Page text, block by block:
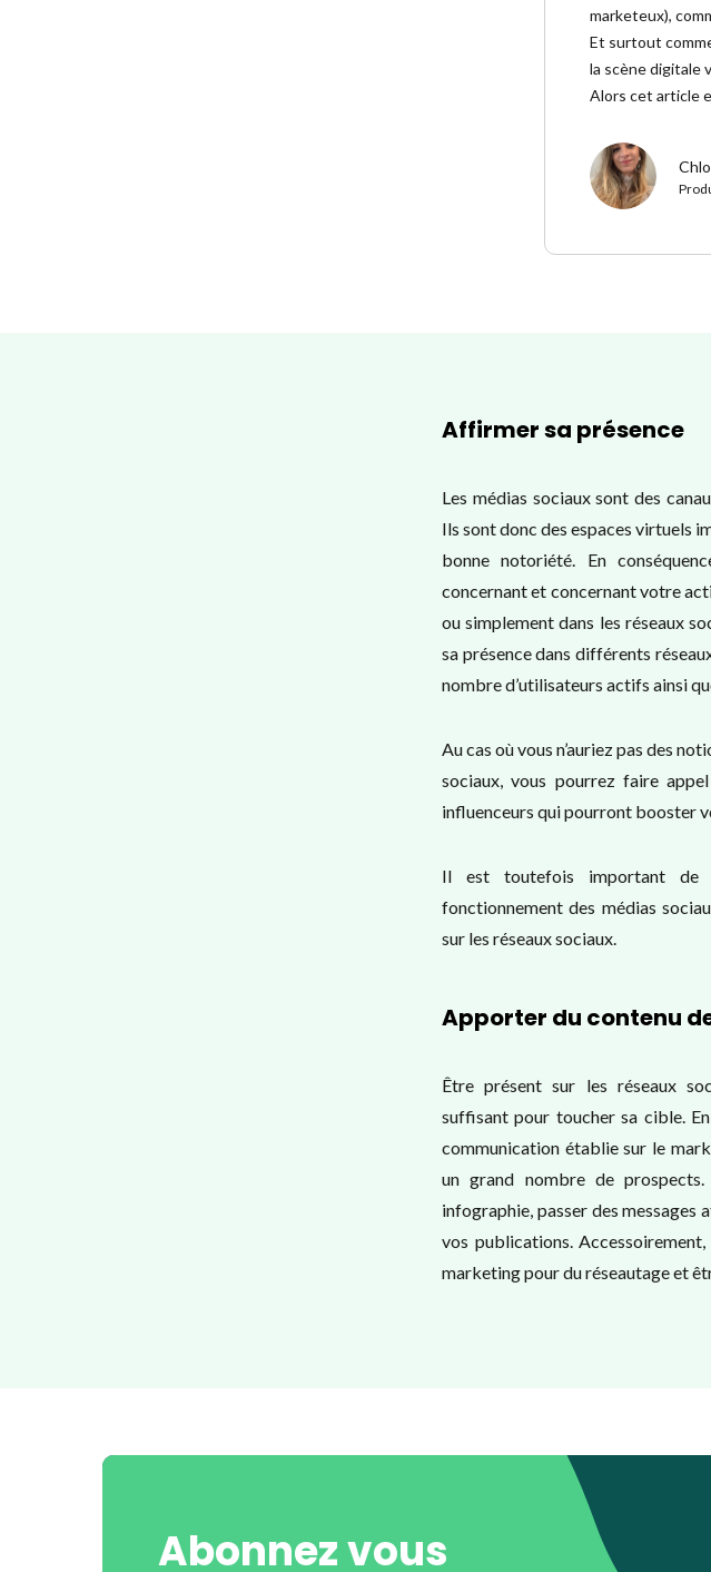
marketeux),
Et surtout
la scène digitale
Alors cet article
Affirmer sa présence
Les médias sociaux sont des
Ils sont donc des espaces virtuels
bonne notoriété. En
concernant et concernant votre
ou simplement dans les réseaux
sa présence dans différents
nombre d’utilisateurs actifs ainsi
Au cas où vous n’auriez pas des
sociaux, vous pourrez faire
influenceurs qui pourront booster
Il est toutefois important de
fonctionnement des médias
sur les réseaux sociaux.
Apporter du contenu
Être présent sur les réseaux
suffisant pour toucher sa cible.
communication établie sur le
un grand nombre de
infographie, passer des
vos publications.
marketing pour du réseautage et
Abonnez vous